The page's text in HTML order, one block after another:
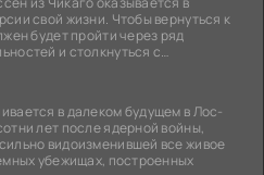
свой жизни. Чтобы вернуться к
будет пройти через ряд
и столкнуться с
в далеком будущем в Лос-
лет после ядерной войны,
видоизменившей все живое
убежищах, построенных